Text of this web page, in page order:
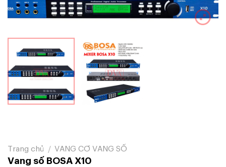
Trang chủ / VANG CƠ VANG SỐ
Vang số BOSA X10